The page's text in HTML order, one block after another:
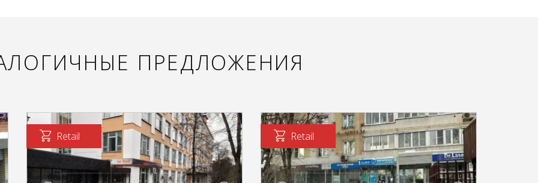
ПРЕДЛОЖЕНИЯ
Retail Retail